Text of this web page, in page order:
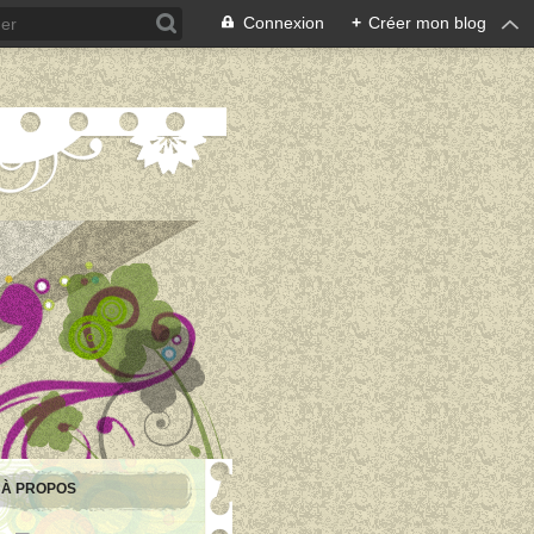
Connexion + Créer mon blog
À PROPOS